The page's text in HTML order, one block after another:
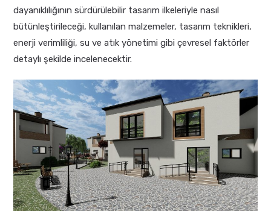
dayanıklılığının sürdürülebilir tasarım ilkeleriyle nasıl
bütünleştirileceği, kullanılan malzemeler, tasarım teknikleri,
enerji verimliliği, su ve atık yönetimi gibi çevresel faktörler
detaylı şekilde incelenecektir.